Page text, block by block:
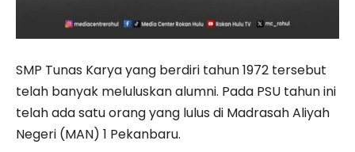
SMP Tunas Karya yang berdiri tahun 1972 tersebut
telah banyak meluluskan alumni. Pada PSU tahun ini
telah ada satu orang yang lulus di Madrasah Aliyah
Negeri (MAN) 1 Pekanbaru.